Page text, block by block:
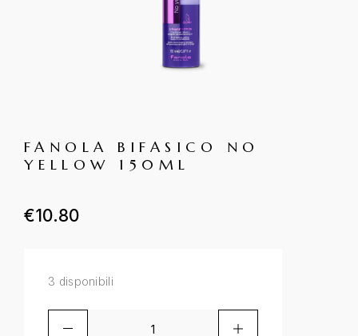
FANOLA BIFASICO NO
YELLOW 150ML
€10.80
3 disponibili